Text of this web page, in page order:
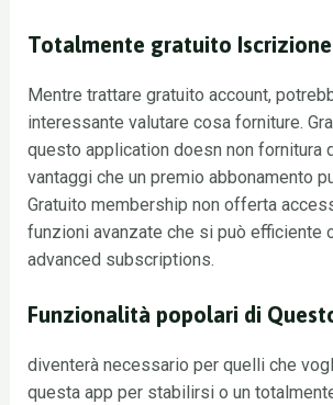
Totalmente gratuito Iscrizione
Mentre trattare gratuito account,
interessante valutare cosa forniture.
questo application doesn non fornitura
vantaggi che un premio abbonamento
Gratuito membership non offerta
funzioni avanzate che si può efficiente
advanced subscriptions.
Funzionalità popolari di
diventerà necessario per quelli che
questa app per stabilirsi o un